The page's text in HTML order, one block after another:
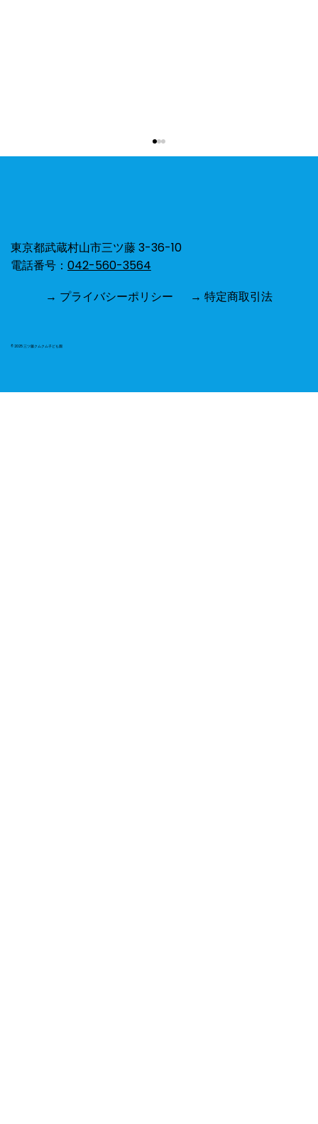
ひよこ組⭐︎お散歩🐥🌻
東京都武蔵村山市三ツ藤 3-36-10
電話番号： 042-560-3564
→ プライバシーポリシー
→ 特定商取引法
© 2025 三ツ藤クムクム子ども園